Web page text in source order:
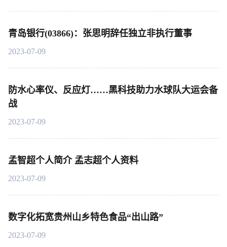
青岛银行(03866)：张思明辞任独立非执行董事
2023-07-09
防水心率仪、反应灯……黑科技助力水球队大运会备
战
2023-07-09
孟智超个人简介 孟志超个人资料
2023-07-09
数字化拓宽贵州山乡特色食品“出山路”
2023-07-09